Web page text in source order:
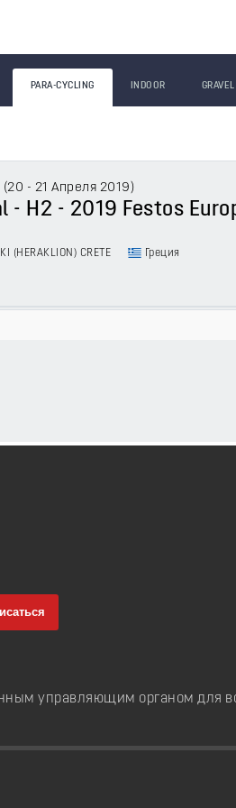
PARA-CYCLING INDOOR GRAVEL
(20 - 21 Апреля 2019 )
- H2 - 2019 Festos
(HERAKLION) CRETE Греция
управляющим органом для